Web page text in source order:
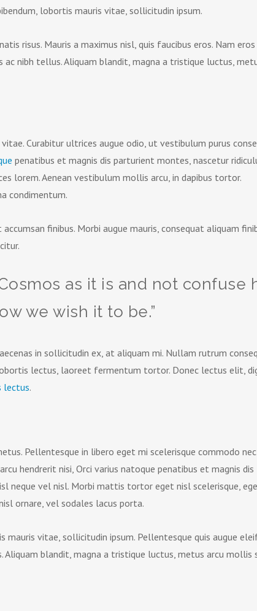
lobortis mauris vitae, sollicitudin ipsum.
risus. Mauris a maximus nisl, quis faucibus eros. Nam eros
nibh tellus. Aliquam blandit, magna a tristique luctus,
Curabitur ultrices augue odio, ut vestibulum purus
penatibus et magnis dis parturient montes, nascetur
lorem. Aenean vestibulum mollis arcu, in dapibus tortor.
condimentum.
finibus. Morbi augue mauris, consequat aliquam
as it is and not confuse
we wish it to be.”
in sollicitudin ex, at aliquam mi. Nullam rutrum
lectus, laoreet fermentum tortor. Donec lectus elit,
lectus.
Pellentesque in libero eget mi scelerisque commodo
hendrerit nisi, Orci varius natoque penatibus et magnis dis
neque vel nisl. Morbi mattis tortor eget nisl scelerisque,
ornare, vel sodales lacus porta.
vitae, sollicitudin ipsum. Pellentesque quis augue
Aliquam blandit, magna a tristique luctus, metus arcu mollis